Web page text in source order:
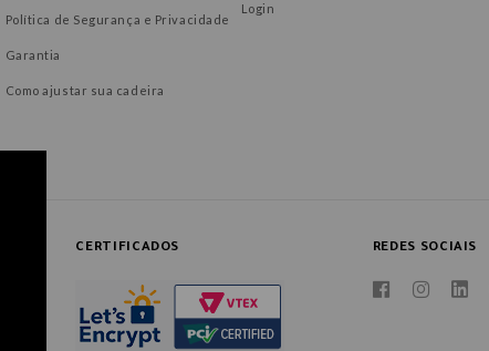
Política de Segurança e Privacidade
Garantia
Como ajustar sua cadeira
Login
CERTIFICADOS REDES SOCIAIS